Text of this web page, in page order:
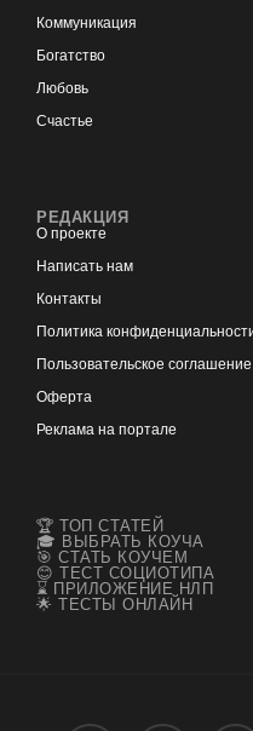
Коммуникация
Богатство
Любовь
Счастье
РЕДАКЦИЯ
О проекте
Написать нам
Контакты
Политика
Пользовательское соглашение
Оферта
Реклама на портале
🏆 ТОП СТАТЕЙ
🎓 ВЫБРАТЬ КОУЧА
🎯 СТАТЬ КОУЧЕМ
😊 ТЕСТ СОЦИОТИПА
⌛ ПРИЛОЖЕНИЕ НЛП
🌟 ТЕСТЫ ОНЛАЙН